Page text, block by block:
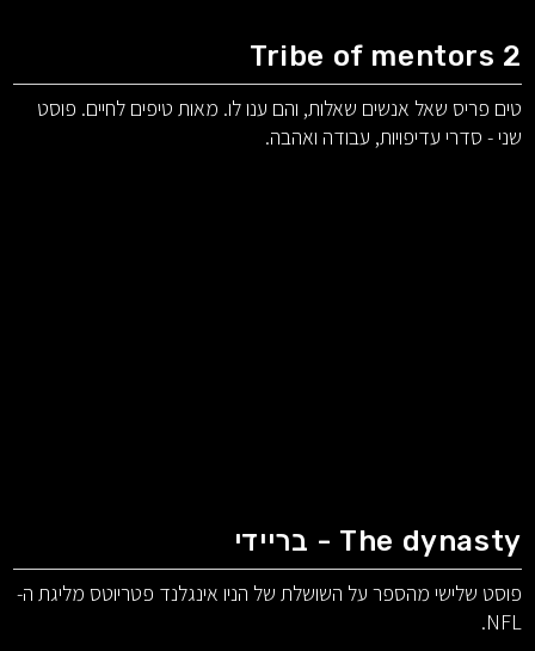
Tribe of mentors 2
טים פריס שאל אנשים שאלות, והם ענו לו. מאות טיפים לחיים. פוסט
שני - סדרי עדיפויות, עבודה ואהבה.
The dynasty - בריידי
פוסט שלישי מהספר על השושלת של הניו אינגלנד פטריוטס מליגת ה-
NFL.